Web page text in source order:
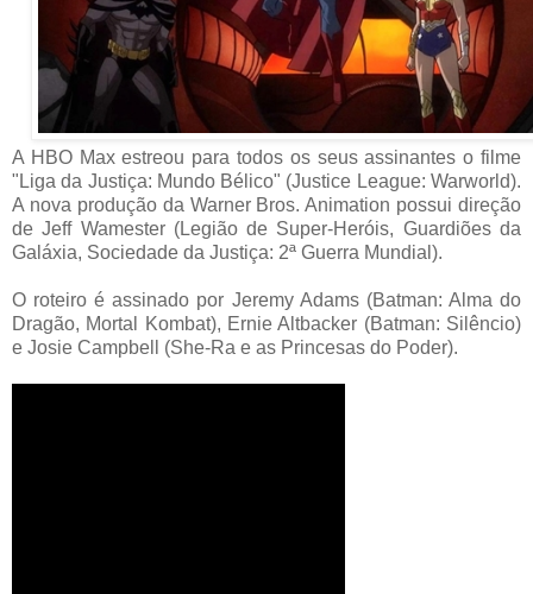
A HBO Max estreou para todos os seus assinantes o filme
"Liga da Justiça: Mundo Bélico" (Justice League: Warworld).
A nova produção da Warner Bros. Animation possui direção
de Jeff Wamester (Legião de Super-Heróis, Guardiões da
Galáxia, Sociedade da Justiça: 2ª Guerra Mundial).
O roteiro é assinado por Jeremy Adams (Batman: Alma do
Dragão, Mortal Kombat), Ernie Altbacker (Batman: Silêncio)
e Josie Campbell (She-Ra e as Princesas do Poder).